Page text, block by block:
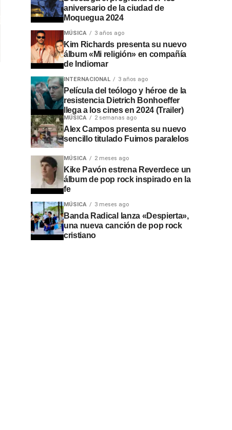
aniversario de la ciudad de
Moquegua 2024
MÚSICA 3 años ago
Kim Richards presenta su nuevo
álbum «Mi religión» en compañía
de Indiomar
INTERNACIONAL 3 años ago
Película del teólogo y héroe de la
resistencia Dietrich Bonhoeffer
llega a los cines en 2024 (Trailer)
MÚSICA 2 semanas ago
Alex Campos presenta su nuevo
sencillo titulado Fuimos paralelos
MÚSICA 2 meses ago
Kike Pavón estrena Reverdece un
álbum de pop rock inspirado en la
fe
MÚSICA 3 meses ago
Banda Radical lanza «Despierta»,
una nueva canción de pop rock
cristiano